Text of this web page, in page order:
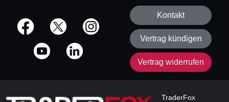
offizielle Social Media-Accounts
Kontakt
Vertrag kündigen
Vertrag widerrufen
TraderFox